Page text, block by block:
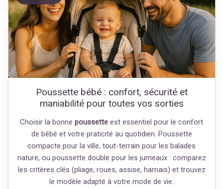
Poussette bébé : confort, sécurité et
maniabilité pour toutes vos sorties
Choisir la bonne poussette est essentiel pour le confort
de bébé et votre praticité au quotidien. Poussette
compacte pour la ville, tout-terrain pour les balades
nature, ou poussette double pour les jumeaux : comparez
les critères clés (pliage, roues, assise, harnais) et trouvez
le modèle adapté à votre mode de vie.